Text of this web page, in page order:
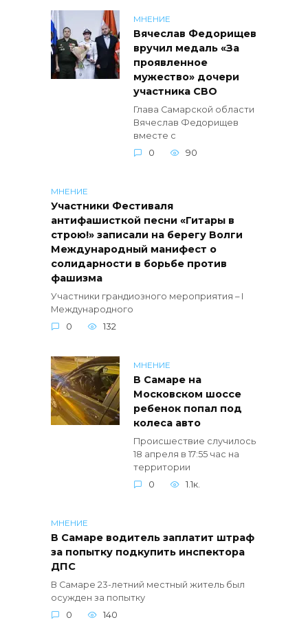
МНЕНИЕ
Вячеслав Федорищев
вручил медаль «За
проявленное
мужество» дочери
участника СВО
Глава Самарской области
Вячеслав Федорищев
вместе с
0
90
МНЕНИЕ
Участники Фестиваля
антифашисткой песни «Гитары в
строю!» записали на берегу Волги
Международный манифест о
солидарности в борьбе против
фашизма
Участники грандиозного мероприятия – I
Международного
0
132
МНЕНИЕ
В Самаре на
Московском шоссе
ребенок попал под
колеса авто
Происшествие случилось
18 апреля в 17:55 час на
территории
0
1.1к.
МНЕНИЕ
В Самаре водитель заплатит штраф
за попытку подкупить инспектора
ДПС
В Самаре 23-летний местный житель был
осужден за попытку
0
140